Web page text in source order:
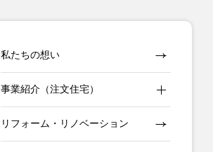
私たちの想い
事業紹介（注文住宅）
リフォーム・リノベーション